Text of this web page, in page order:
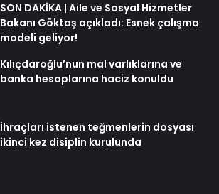
SON DAKİKA | Aile ve Sosyal Hizmetler
Bakanı Göktaş açıkladı: Esnek çalışma
modeli geliyor!
Kılıçdaroğlu’nun mal varlıklarına ve
banka hesaplarına haciz konuldu
İhraçları istenen teğmenlerin dosyası
ikinci kez disiplin kurulunda